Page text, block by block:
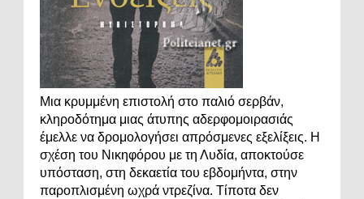
Μια κρυμμένη επιστολή στο παλιό σερβάν,
κληροδότημα μιας άτυπης αδερφομοιρασιάς
έμελλε να δρομολογήσει απρόσμενες εξελίξεις. Η
σχέση του Νικηφόρου με τη Λυδία, αποκτούσε
υπόσταση, στη δεκαετία του εβδομήντα, στην
παροπλισμένη ωχρά ντρεζίνα. Τίποτα δεν